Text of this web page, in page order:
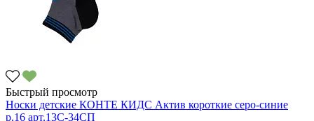
Быстрый просмотр
Носки детские КОНТЕ КИДС Актив короткие серо-синие
р.16 арт.13С-34СП